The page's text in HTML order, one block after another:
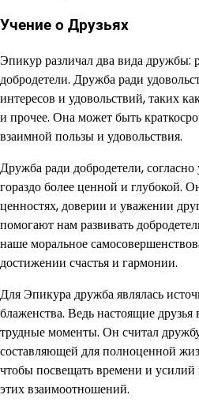
Учение о Друзьях
Эпикур различал два вида дружбы:
добродетели. Дружба ради
интересов и удовольствий, таких
и прочее. Она может быть
взаимной пользы и удовольствия.
Дружба ради добродетели,
гораздо более ценной и глубокой.
ценностях, доверии и уважении
помогают нам развивать
наше моральное
достижении счастья и гармонии.
Для Эпикура дружба являлась
блаженства. Ведь настоящие
трудные моменты. Он считал
составляющей для полноценной
чтобы посвещать времени и
этих взаимоотношений.